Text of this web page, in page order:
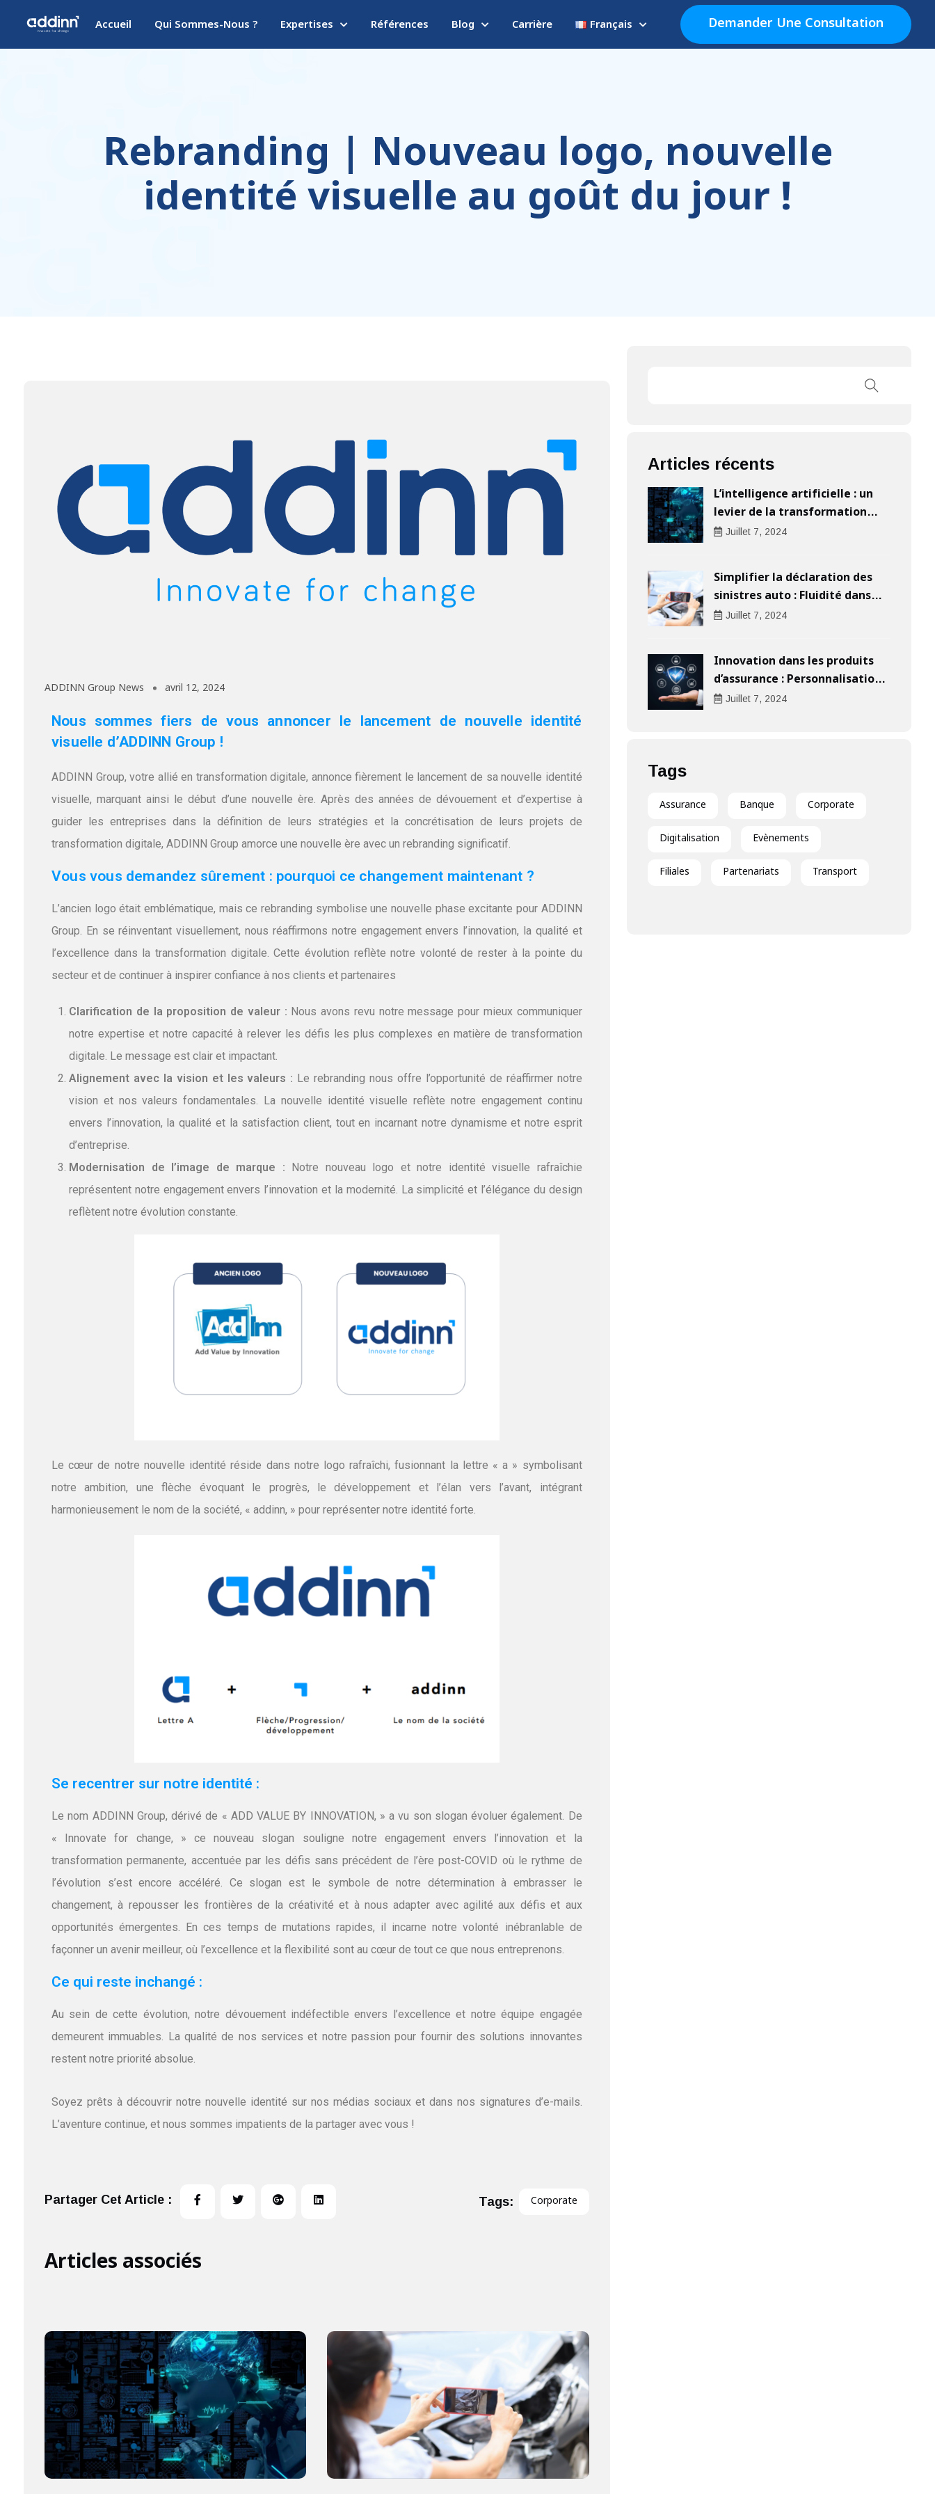
Accueil Qui Sommes-Nous ? Expertises Références Blog Carrière Français Demander Une Consultation
Rebranding | Nouveau logo, nouvelle
identité visuelle au goût du jour !
ADDINN Group News avril 12, 2024
Nous sommes fiers de vous annoncer le lancement de nouvelle identité
visuelle d’ADDINN Group !
ADDINN Group, votre allié en transformation digitale, annonce fièrement le lancement de sa nouvelle identité
visuelle, marquant ainsi le début d’une nouvelle ère. Après des années de dévouement et d’expertise à
guider les entreprises dans la définition de leurs stratégies et la concrétisation de leurs projets de
transformation digitale, ADDINN Group amorce une nouvelle ère avec un rebranding significatif.
Vous vous demandez sûrement : pourquoi ce changement maintenant ?
L’ancien logo était emblématique, mais ce rebranding symbolise une nouvelle phase excitante pour ADDINN
Group. En se réinventant visuellement, nous réaffirmons notre engagement envers l’innovation, la qualité et
l’excellence dans la transformation digitale. Cette évolution reflète notre volonté de rester à la pointe du
secteur et de continuer à inspirer confiance à nos clients et partenaires
Clarification de la proposition de valeur : Nous avons revu notre message pour mieux communiquer
notre expertise et notre capacité à relever les défis les plus complexes en matière de transformation
digitale. Le message est clair et impactant.
Alignement avec la vision et les valeurs : Le rebranding nous offre l’opportunité de réaffirmer notre
vision et nos valeurs fondamentales. La nouvelle identité visuelle reflète notre engagement continu
envers l’innovation, la qualité et la satisfaction client, tout en incarnant notre dynamisme et notre esprit
d’entreprise.
Modernisation de l’image de marque : Notre nouveau logo et notre identité visuelle rafraîchie
représentent notre engagement envers l’innovation et la modernité. La simplicité et l’élégance du design
reflètent notre évolution constante.
Le cœur de notre nouvelle identité réside dans notre logo rafraîchi, fusionnant la lettre « a » symbolisant
notre ambition, une flèche évoquant le progrès, le développement et l’élan vers l’avant, intégrant
harmonieusement le nom de la société, « addinn, » pour représenter notre identité forte.
Se recentrer sur notre identité :
Le nom ADDINN Group, dérivé de « ADD VALUE BY INNOVATION, » a vu son slogan évoluer également. De
« Innovate for change, » ce nouveau slogan souligne notre engagement envers l’innovation et la
transformation permanente, accentuée par les défis sans précédent de l’ère post-COVID où le rythme de
l’évolution s’est encore accéléré. Ce slogan est le symbole de notre détermination à embrasser le
changement, à repousser les frontières de la créativité et à nous adapter avec agilité aux défis et aux
opportunités émergentes. En ces temps de mutations rapides, il incarne notre volonté inébranlable de
façonner un avenir meilleur, où l’excellence et la flexibilité sont au cœur de tout ce que nous entreprenons.
Ce qui reste inchangé :
Au sein de cette évolution, notre dévouement indéfectible envers l’excellence et notre équipe engagée
demeurent immuables. La qualité de nos services et notre passion pour fournir des solutions innovantes
restent notre priorité absolue.
Soyez prêts à découvrir notre nouvelle identité sur nos médias sociaux et dans nos signatures d’e-mails.
L’aventure continue, et nous sommes impatients de la partager avec vous !
Partager Cet Article : Tags: Corporate
Articles associés
Articles récents
L’intelligence artificielle : un
levier de la transformation
digitale pour les entreprises
Juillet 7, 2024
Simplifier la déclaration des
sinistres auto : Fluidité dans
l’indemnisation
Juillet 7, 2024
Innovation dans les produits
d’assurance : Personnalisation
au cœur de l’expérience client
Juillet 7, 2024
Tags
Assurance Banque Corporate
Digitalisation Evènements
Filiales Partenariats Transport